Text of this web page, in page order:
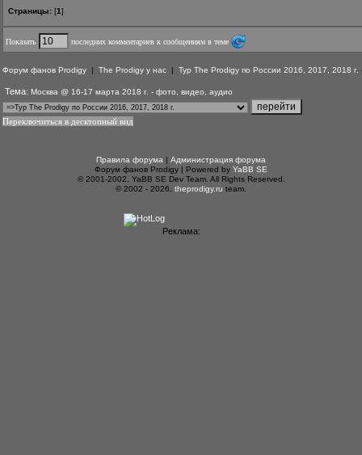
Страницы: [1]
Показать последних комментариев к сообщениям в теме
Форум фанов Prodigy | The Prodigy у нас | Тур The Prodigy по России 2016, 2017, 2018 г.
Тема: Москва @ 16-17 марта 2018 г. - фото, видео, аудио
Переключиться в десктопный вид
Правила форума | Администрация форума
Форум фанов Prodigy | Powered by YaBB SE
© 2001-2002, YaBB SE Dev Team. All Rights Reserved.
© 2002 - 2026, theprodigy.ru team.
Реклама: